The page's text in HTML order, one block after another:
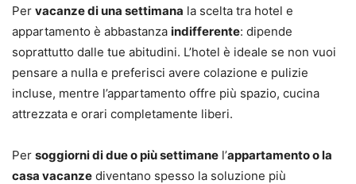
Per vacanze di una settimana la scelta tra hotel e
appartamento è abbastanza indifferente: dipende
soprattutto dalle tue abitudini. L’hotel è ideale se non vuoi
pensare a nulla e preferisci avere colazione e pulizie
incluse, mentre l’appartamento offre più spazio, cucina
attrezzata e orari completamente liberi.
Per soggiorni di due o più settimane l’appartamento o la
casa vacanze diventano spesso la soluzione più